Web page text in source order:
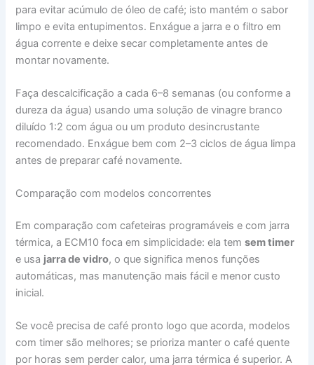
para evitar acúmulo de óleo de café; isto mantém o sabor
limpo e evita entupimentos. Enxágue a jarra e o filtro em
água corrente e deixe secar completamente antes de
montar novamente.
Faça descalcificação a cada 6–8 semanas (ou conforme a
dureza da água) usando uma solução de vinagre branco
diluído 1:2 com água ou um produto desincrustante
recomendado. Enxágue bem com 2–3 ciclos de água limpa
antes de preparar café novamente.
Comparação com modelos concorrentes
Em comparação com cafeteiras programáveis e com jarra
térmica, a ECM10 foca em simplicidade: ela temsem timer
e usa jarra de vidro, o que significa menos funções
automáticas, mas manutenção mais fácil e menor custo
inicial.
Se você precisa de café pronto logo que acorda, modelos
com timer são melhores; se prioriza manter o café quente
por horas sem perder calor, uma jarra térmica é superior. A